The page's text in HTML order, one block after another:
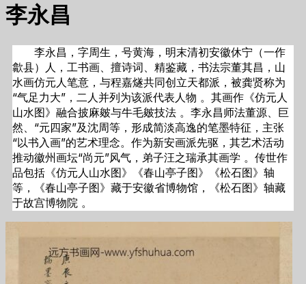
李永昌
李永昌，字周生，号黄海，明末清初安徽休宁（一作
歙县）人，工书画、擅诗词、精鉴藏，书法宗董其昌，山
水画仿元人笔意，与程嘉燧共同创立天都派，被龚贤称为
“气足力大”，二人并列为该派代表人物 。其画作《仿元人
山水图》融合披麻皴与牛毛皴技法 。李永昌师法董源、巨
然、“元四家”及沈周等，形成简淡高逸的笔墨特征，主张
“以书入画”的艺术理念。作为新安画派先驱，其艺术活动
推动徽州画坛“尚元”风气，弟子汪之瑞承其画学 。传世作
品包括《仿元人山水图》《春山亭子图》《松石图》轴
等，《春山亭子图》藏于安徽省博物馆，《松石图》轴藏
于故宫博物院 。